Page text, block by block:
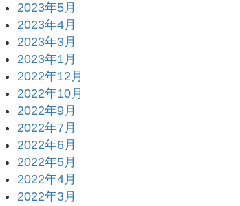
2023年5月
2023年4月
2023年3月
2023年1月
2022年12月
2022年10月
2022年9月
2022年7月
2022年6月
2022年5月
2022年4月
2022年3月